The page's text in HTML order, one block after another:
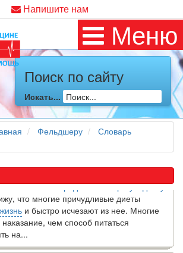
Напишите нам
Меню
Поиск по сайту
Искать...
Фельдшеру
Словарь
время локдауна?
вы соблюдали все меры
COVID-19 (вы почти все время дома),
вы каким-то образом простудились. Вы
внимание на средиземноморскую диету
что многие причудливые диеты
жизньи быстро исчезают из нее. Многие
чем способ питаться
на...